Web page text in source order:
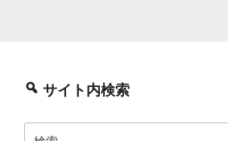
サイト内検索